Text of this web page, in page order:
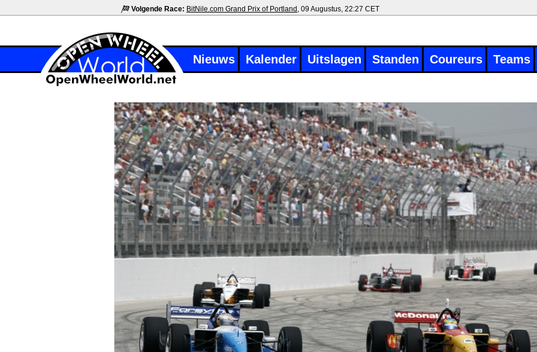
Volgende Race: BitNile.com Grand Prix of Portland , 09 Augustus, 22:27 CET
Nieuws Kalender Uitslagen Standen Coureurs Teams